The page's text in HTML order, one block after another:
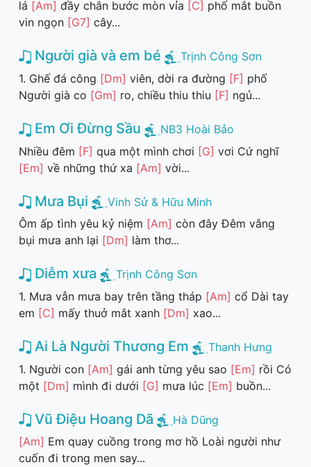
lá [Am] đầy chân bước mòn vỉa [C] phố mắt buồn
vin ngọn [G7] cây...
Người già và em bé
Trịnh Công Sơn
1. Ghế đá công [Dm] viên, dời ra đường [F] phố
Người già co [Gm] ro, chiều thiu thiu [F] ngủ...
Em Ơi Đừng Sầu
NB3 Hoài Bảo
Nhiều đêm [F] qua một mình chơi [G] vơi Cứ nghĩ
[Em] về những thứ xa [Am] vời...
Mưa Bụi
Vinh Sử & Hữu Minh
Ôm ấp tình yêu kỷ niệm [Am] còn đây Đêm vắng
bụi mưa anh lại [Dm] làm thơ...
Diễm xưa
Trịnh Công Sơn
1. Mưa vẫn mưa bay trên tầng tháp [Am] cổ Dài tay
em [C] mấy thuở mắt xanh [Dm] xao...
Ai Là Người Thương Em
Thanh Hưng
1. Người con [Am] gái anh từng yêu sao [Em] rồi Có
một [Dm] mình đi dưới [G] mưa lúc [Em] buồn...
Vũ Điệu Hoang Dã
Hà Dũng
[Am] Em quay cuồng trong mơ hồ Loài người như
cuốn đi trong men say...